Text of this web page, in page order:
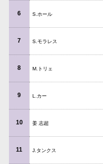
6 S.ホール
7 S.モラレス
8 M.トリェ
9 L.カー
10 姜 志超
11 J.タンクス